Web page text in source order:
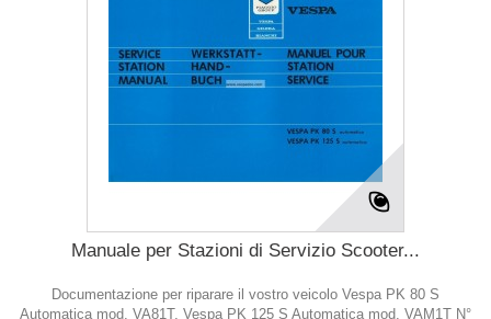
Manuale per Stazioni di Servizio Scooter...
Documentazione per riparare il vostro veicolo Vespa PK 80 S
Automatica mod. VA81T, Vespa PK 125 S Automatica mod. VAM1T N°